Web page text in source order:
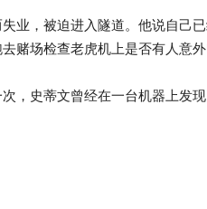
业，被迫进入隧道。他说自己
赌场检查老虎机上是否有人意外
，史蒂文曾经在一台机器上发现